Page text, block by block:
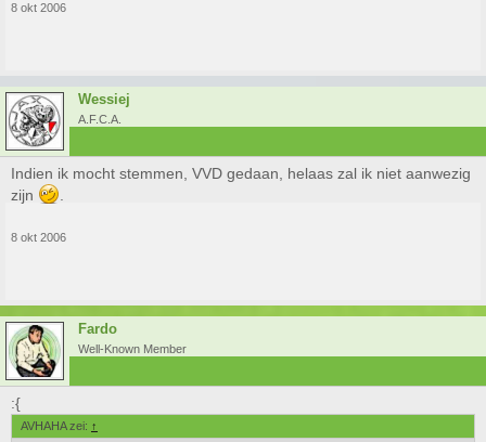
8 okt 2006
Wessiej
A.F.C.A.
Indien ik mocht stemmen, VVD gedaan, helaas zal ik niet aanwezig
zijn
8 okt 2006
Fardo
Well-Known Member
:{
AVHAHA zei: ↑